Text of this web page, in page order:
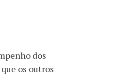
dos
os outros